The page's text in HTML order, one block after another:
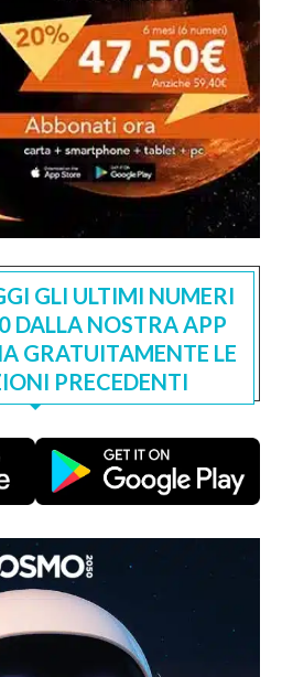
GLI ULTIMI NUMERI
DALLA NOSTRA APP
GRATUITAMENTE LE
PRECEDENTI